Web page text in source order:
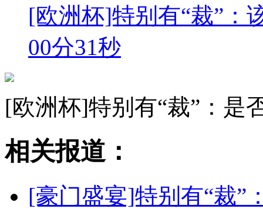
[欧洲杯]特别有“裁”：
00分31秒
[欧洲杯]特别有“裁”：是
相关报道：
[豪门盛宴]特别有“裁”